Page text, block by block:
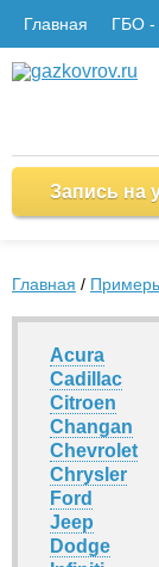
Главная ГБО -
Запись на
Главная /
Acura
Cadillac
Citroen
Changan
Chevrolet
Chrysler
Ford
Jeep
Dodge